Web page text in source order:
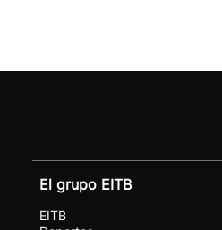
El grupo EITB
EITB